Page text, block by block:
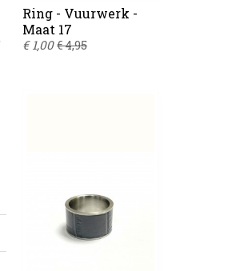
Ring - Vuurwerk -
Maat 17
€ 1,00 € 4,95